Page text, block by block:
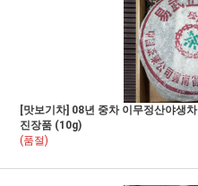
[맛보기차] 08년 중차 이무정산야생차
진장품 (10g)
(품절)